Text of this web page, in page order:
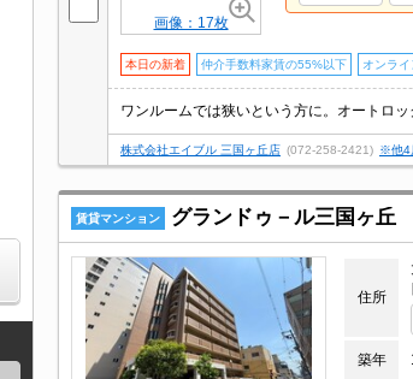
画像：17枚
本日の新着 仲介手数料家賃の55%以下 オンラ
ワンルームでは狭いという方に。オートロッ
株式会社エイブル 三国ヶ丘店 (072-258-2421) ※他4
賃貸マンション グランドゥ－ル三国ヶ丘
住所
築年